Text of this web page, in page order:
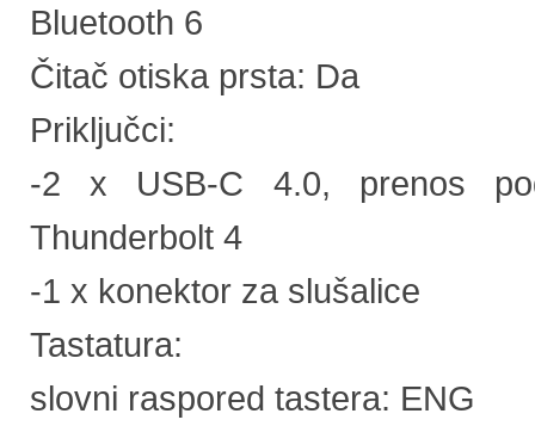
Bluetooth 6
Čitač otiska prsta: Da
Priključci:
-2 x USB-C 4.0, prenos
Thunderbolt 4
-1 x konektor za slušalice
Tastatura:
slovni raspored tastera: ENG